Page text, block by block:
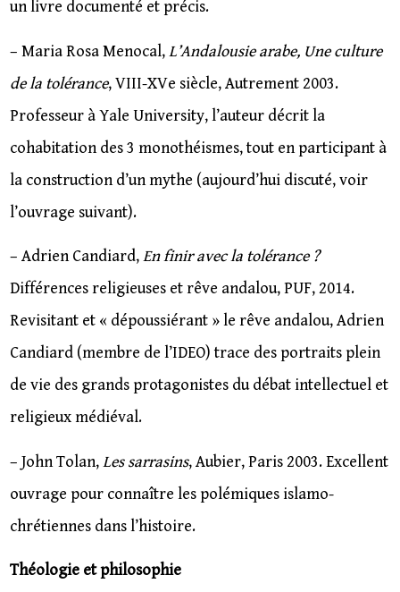
un livre documenté et précis.
– Maria Rosa Menocal,L’Andalousie arabe, Une culture
de la tolérance, VIII-XVe siècle, Autrement 2003.
Professeur à Yale University, l’auteur décrit la
cohabitation des 3 monothéismes, tout en participant à
la construction d’un mythe (aujourd’hui discuté, voir
l’ouvrage suivant).
– Adrien Candiard,En finir avec la tolérance ?
Différences religieuses et rêve andalou, PUF, 2014.
Revisitant et « dépoussiérant » le rêve andalou, Adrien
Candiard (membre de l’IDEO) trace des portraits plein
de vie des grands protagonistes du débat intellectuel et
religieux médiéval.
– John Tolan,Les sarrasins, Aubier, Paris 2003. Excellent
ouvrage pour connaître les polémiques islamo-
chrétiennes dans l’histoire.
Théologie et philosophie